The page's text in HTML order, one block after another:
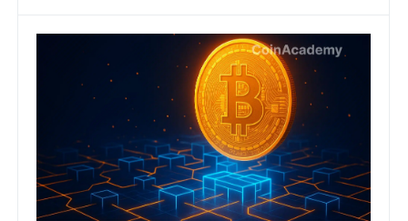
BTC : Babylon dévoile Genesis, une blockchain